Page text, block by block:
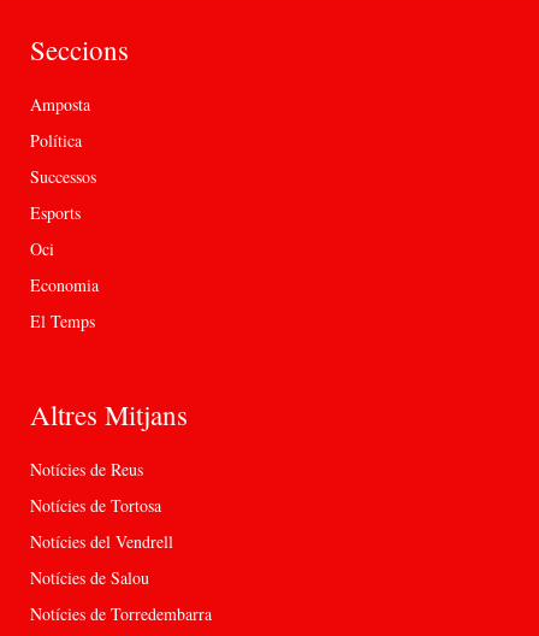
Seccions
Amposta
Política
Successos
Esports
Oci
Economia
El Temps
Altres Mitjans
Notícies de Reus
Notícies de Tortosa
Notícies del Vendrell
Notícies de Salou
Notícies de Torredembarra